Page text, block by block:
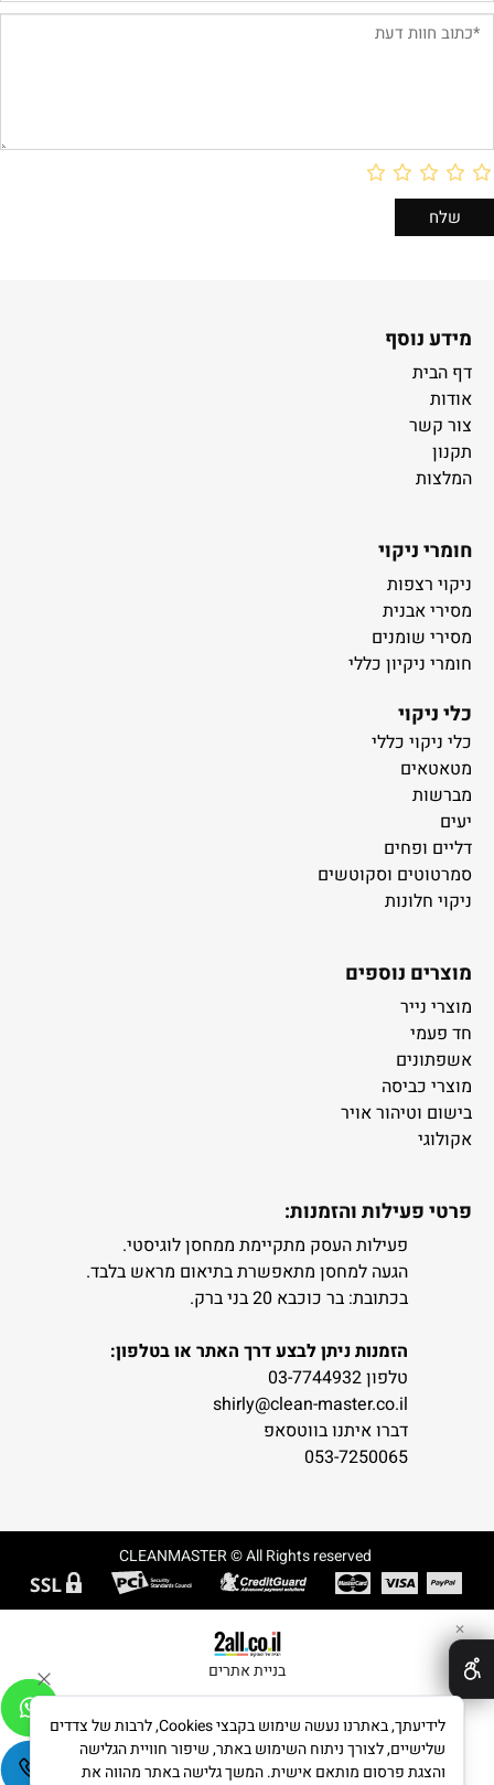
מידע נוסף
דף הבית
אודות
צור קשר
תקנון
המלצות
חומרי ניקוי
ניקוי רצפות
מסירי אבנית
מסירי שומנים
חומרי ניקיון כללי
כלי ניקוי
כלי ניקוי כללי
מטאטאים
מברשות
יעים
דליים ופחים
סמרטוטים וסקוטשים
ניקוי חלונות
מוצרים נוספים
מוצרי נייר
חד פעמי
אשפתונים
מוצרי כביסה
בישום וטיהור אויר
אקולוגי
פרטי פעילות והזמנות:
פעילות העסק מתקיימת ממחסן לוגיסטי.
הגעה למחסן מתאפשרת בתיאום מראש בלבד.
בכתובת: בר כוכבא 20 בני ברק.
הזמנות ניתן לבצע דרך האתר או בטלפון:
טלפון 03-7744932
shirly@clean-master.co.il
דברו איתנו בווטסאפ
053-7250065
בניית אתרים
✕
לידיעתך, באתרנו נעשה שימוש בקבצי Cookies, לרבות של צדדים
שלישיים, לצורך ניתוח השימוש באתר, שיפור חוויית הגלישה
והצגת פרסום מותאם אישית. המשך גלישה באתר מהווה את